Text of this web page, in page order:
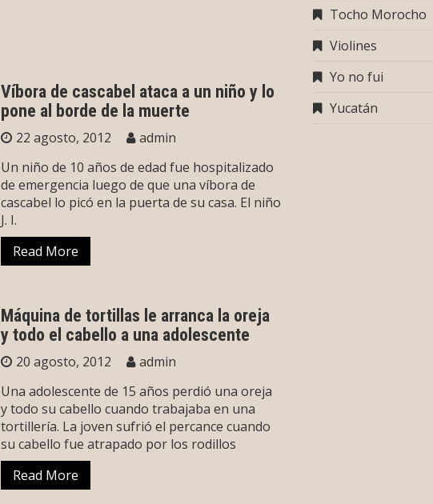
Víbora de cascabel ataca a un niño y lo
pone al borde de la muerte
22 agosto, 2012
admin
Un niño de 10 años de edad fue hospitalizado
de emergencia luego de que una víbora de
cascabel lo picó en la puerta de su casa. El niño
J. I.
Read More
Máquina de tortillas le arranca la oreja
y todo el cabello a una adolescente
20 agosto, 2012
admin
Una adolescente de 15 años perdió una oreja
y todo su cabello cuando trabajaba en una
tortillería. La joven sufrió el percance cuando
su cabello fue atrapado por los rodillos
Read More
Tocho Morocho
Violines
Yo no fui
Yucatán